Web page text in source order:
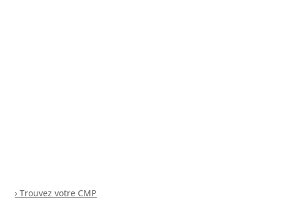
› Trouvez votre CMP